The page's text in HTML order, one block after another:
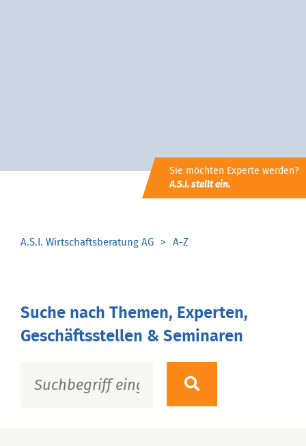
Sie möchten Experte werden?
A.S.I. stellt ein.
A.S.I. Wirtschaftsberatung AG A-Z
Suche nach Themen, Experten,
Geschäftsstellen & Seminaren